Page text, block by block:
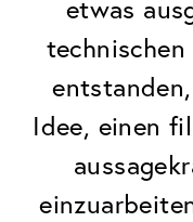
etwas
Idee, einen